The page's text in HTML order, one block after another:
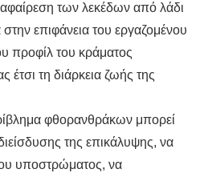
των λεκέδων από λάδι
επιφάνεια του εργαζομένου
προφίλ του κράματος
έτσι τη διάρκεια ζωής της
φθορανθράκων μπορεί
της επικάλυψης, να
υποστρώματος, να